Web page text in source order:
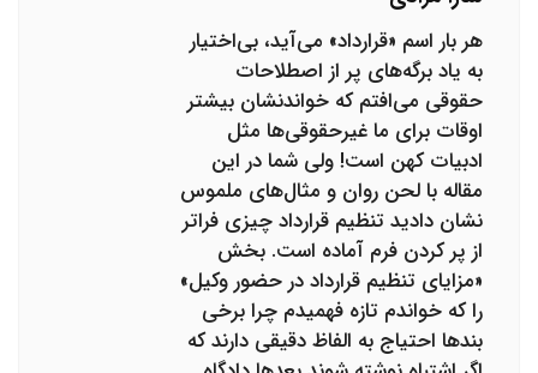
هر بار اسم «قرارداد» می‌آید، بی‌اختیار
به یاد برگه‌های پر از اصطلاحات
حقوقی می‌افتم که خواندنشان بیشتر
اوقات برای ما غیرحقوقی‌ها مثل
ادبیات کهن است! ولی شما در این
مقاله با لحن روان و مثال‌های ملموس
نشان دادید تنظیم قرارداد چیزی فراتر
از پر کردن فرم آماده است. بخش
«مزایای تنظیم قرارداد در حضور وکیل»
را که خواندم تازه فهمیدم چرا برخی
بندها احتیاج به الفاظ دقیقی دارند که